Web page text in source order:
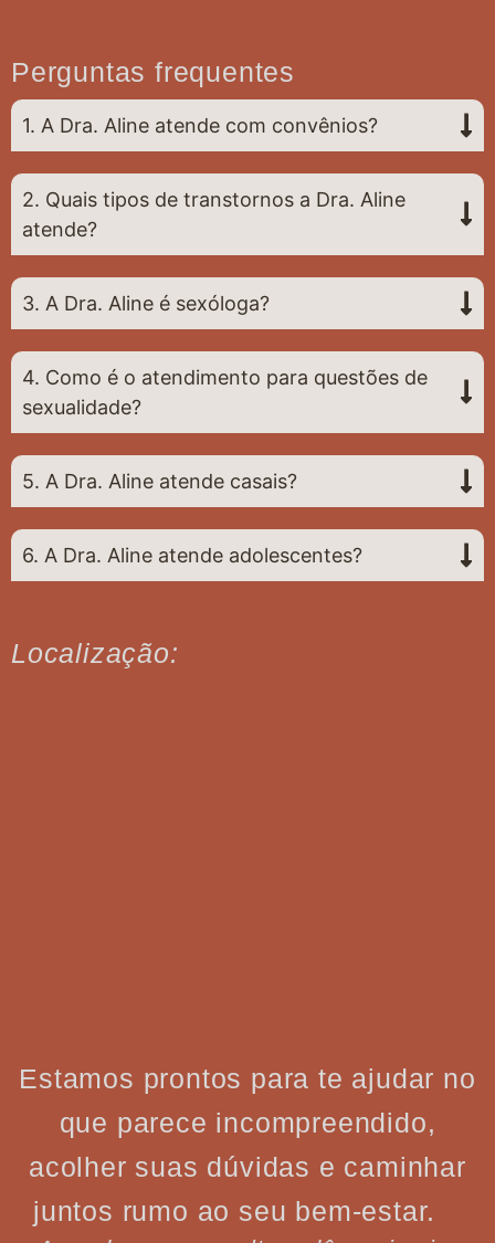
Perguntas frequentes
1. A Dra. Aline atende com convênios?
2. Quais tipos de transtornos a Dra. Aline
atende?
3. A Dra. Aline é sexóloga?
4. Como é o atendimento para questões de
sexualidade?
5. A Dra. Aline atende casais?
6. A Dra. Aline atende adolescentes?
Localização:
Estamos prontos para te ajudar no
que parece incompreendido,
acolher suas dúvidas e caminhar
juntos rumo ao seu bem-estar.